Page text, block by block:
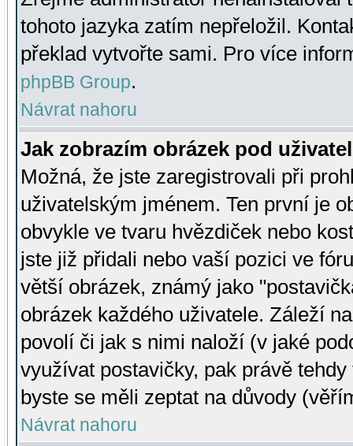
tohoto jazyka zatím nepřeložil.
překlad vytvořte sami. Pro více
phpBB Group.
Návrat nahoru
Jak zobrazím obrázek pod
Možná, že jste zaregistrovali při
uživatelským jménem. Ten první je
obvykle ve tvaru hvězdiček nebo
jste již přidali nebo vaší pozici ve
větší obrázek, známý jako
obrázek každého uživatele. Záleží
povolí či jak s nimi naloží (v jaké
využívat postavičky, pak právě
byste se měli zeptat na důvody
Návrat nahoru